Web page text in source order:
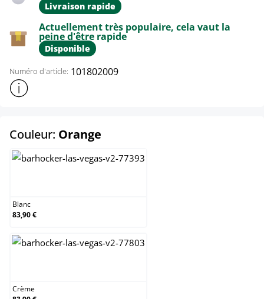
Livraison rapide
Actuellement très populaire, cela vaut la
peine d'être rapide
Disponible
Numéro d'article: 101802009
Afficher plus d'informations sur le produit
Couleur: Orange
Blanc
83,90 €
Crème